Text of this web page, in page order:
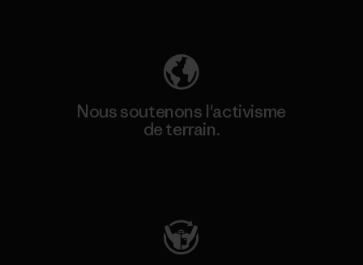
Nous soutenons l'activisme
de terrain.